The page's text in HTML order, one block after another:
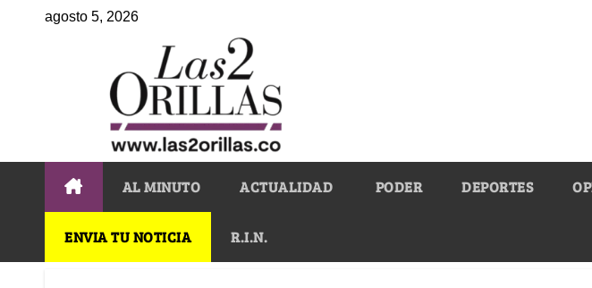
agosto 5, 2026
AL MINUTO ACTUALIDAD PODER DEPORTES
ENVIA TU NOTICIA R.I.N.